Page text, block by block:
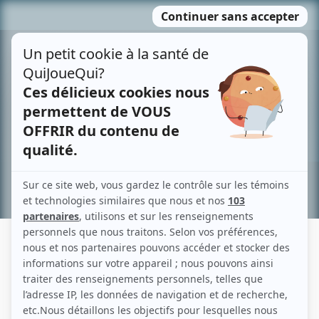
MENU
contenu
Recherche avancée »
FRANCINE MASSÉ
Liens
Fiche de Francine Massé sur Showbizz.net